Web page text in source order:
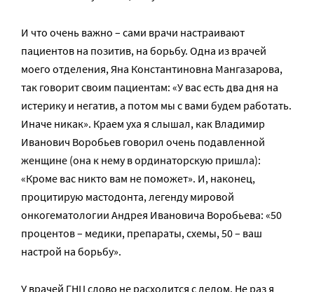
И что очень важно – сами врачи настраивают
пациентов на позитив, на борьбу. Одна из врачей
моего отделения, Яна Константиновна Мангазарова,
так говорит своим пациентам: «У вас есть два дня на
истерику и негатив, а потом мы с вами будем работать.
Иначе никак». Краем уха я слышал, как Владимир
Иванович Воробьев говорил очень подавленной
женщине (она к нему в ординаторскую пришла):
«Кроме вас никто вам не поможет». И, наконец,
процитирую мастодонта, легенду мировой
онкогематологии Андрея Ивановича Воробьева: «50
процентов – медики, препараты, схемы, 50 – ваш
настрой на борьбу».
У врачей ГНЦ слово не расходится с делом. Не раз я